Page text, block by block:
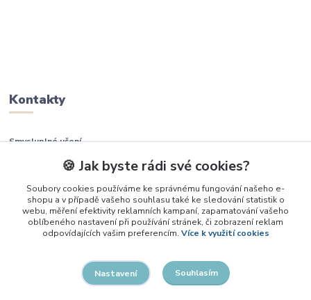
Kontakty
Smysluplné učení
+420 737 937 936
info@smysluplneuceni.cz
🍪 Jak byste rádi své cookies?
Soubory cookies používáme ke správnému fungování našeho e-
shopu a v případě vašeho souhlasu také ke sledování statistik o
webu, měření efektivity reklamních kampaní, zapamatování vašeho
oblíbeného nastavení při používání stránek, či zobrazení reklam
odpovídajících vašim preferencím. Více k využití cookies
Nastavení Souhlasím